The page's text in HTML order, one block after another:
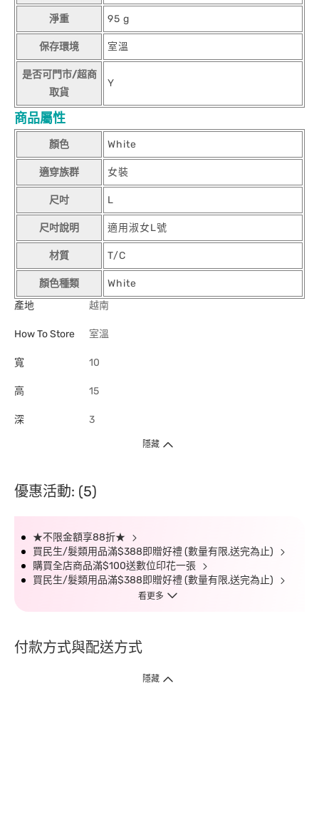
淨重 95 g
保存環境 室溫
是否可門市/超商
取貨
Y
商品屬性
顏色 White
適穿族群 女裝
尺吋 L
尺吋說明 適用淑女L號
材質 T/C
顏色種類
White
產地
越南
How To Store 室溫
寬 10
高 15
深 3
隱藏
優惠活動: (5)
★不限金額享88折★
買民生/髮類用品滿$388即贈好禮 (數量有限,送完為止)
購買全店商品滿$100送數位印花一張
買民生/髮類用品滿$388即贈好禮 (數量有限,送完為止)
看更多
付款方式與配送方式
隱藏